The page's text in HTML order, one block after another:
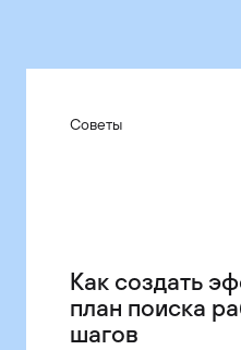
Советы
Как создать
план поиска
шагов
Рынок
Американские
основанные
Команда
Как выглядит
жизни
контроля